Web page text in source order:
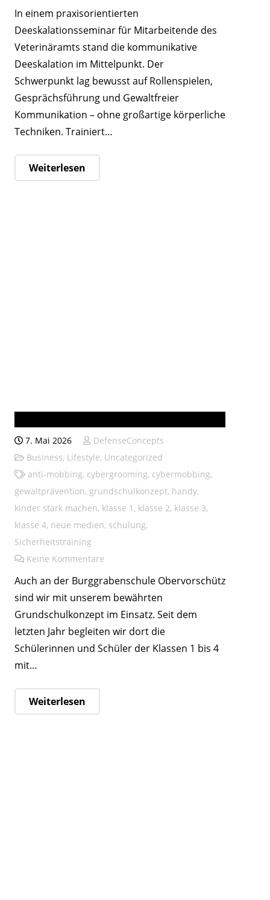
In einem praxisorientierten
Deeskalationsseminar für Mitarbeitende des
Veterinäramts stand die kommunikative
Deeskalation im Mittelpunkt. Der
Schwerpunkt lag bewusst auf Rollenspielen,
Gesprächsführung und Gewaltfreier
Kommunikation – ohne großartige körperliche
Techniken. Trainiert…
Weiterlesen
7. Mai 2026
DefenseConcepts
Business, Lifestyle, Uncategorized
anti-mobbing, cybergrooming, cybermobbing,
gewaltprävention, grundschulkonzept, handy,
kinder stark machen, klasse 1 , klasse 2, klasse 3,
klasse 4, neue medien, schulung,
Sicherheitstraining
Keine Kommentare
Auch an der Burggrabenschule Obervorschütz
sind wir mit unserem bewährten
Grundschulkonzept im Einsatz. Seit dem
letzten Jahr begleiten wir dort die
Schülerinnen und Schüler der Klassen 1 bis 4
mit…
Weiterlesen